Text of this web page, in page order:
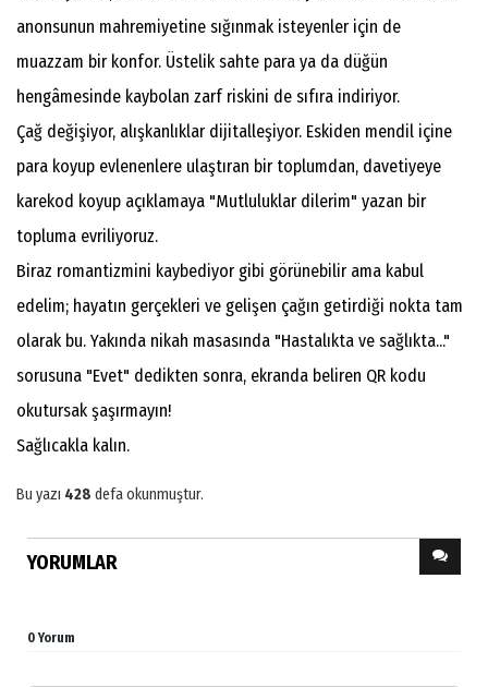
anonsunun mahremiyetine sığınmak isteyenler için de
muazzam bir konfor. Üstelik sahte para ya da düğün
hengâmesinde kaybolan zarf riskini de sıfıra indiriyor.
Çağ değişiyor, alışkanlıklar dijitalleşiyor. Eskiden mendil içine
para koyup evlenenlere ulaştıran bir toplumdan, davetiyeye
karekod koyup açıklamaya "Mutluluklar dilerim" yazan bir
topluma evriliyoruz.
Biraz romantizmini kaybediyor gibi görünebilir ama kabul
edelim; hayatın gerçekleri ve gelişen çağın getirdiği nokta tam
olarak bu. Yakında nikah masasında "Hastalıkta ve sağlıkta..."
sorusuna "Evet" dedikten sonra, ekranda beliren QR kodu
okutursak şaşırmayın!
Sağlıcakla kalın.
Bu yazı 428 defa okunmuştur.
YORUMLAR
0 Yorum